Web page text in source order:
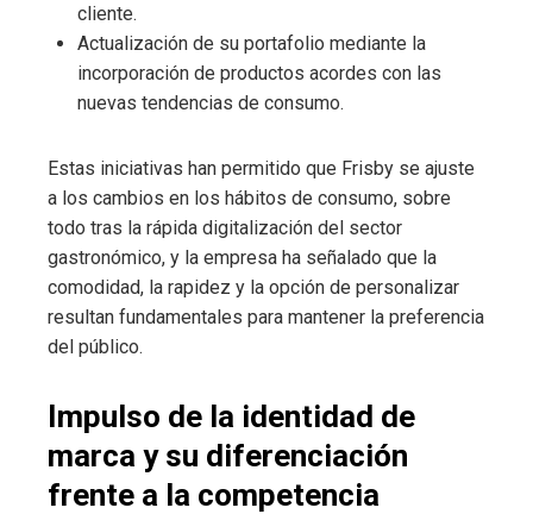
cliente.
Actualización de su portafolio mediante la
incorporación de productos acordes con las
nuevas tendencias de consumo.
Estas iniciativas han permitido que Frisby se ajuste
a los cambios en los hábitos de consumo, sobre
todo tras la rápida digitalización del sector
gastronómico, y la empresa ha señalado que la
comodidad, la rapidez y la opción de personalizar
resultan fundamentales para mantener la preferencia
del público.
Impulso de la identidad de
marca y su diferenciación
frente a la competencia